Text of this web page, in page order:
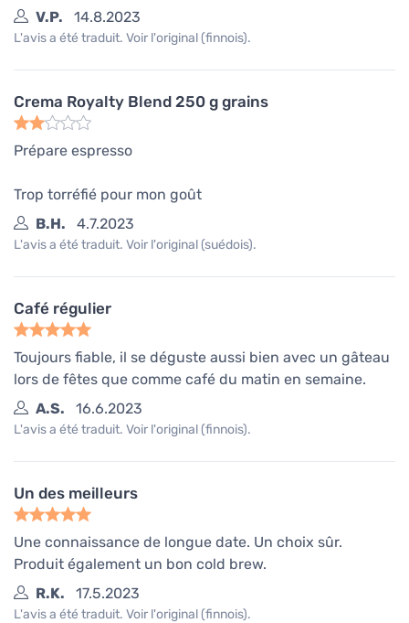
V.P.
14.8.2023
L'avis a été traduit. Voir l'original (finnois).
Crema Royalty Blend 250 g grains
Prépare espresso
Trop torréfié pour mon goût
B.H.
4.7.2023
L'avis a été traduit. Voir l'original (suédois).
Café régulier
Toujours fiable, il se déguste aussi bien avec un gâteau
lors de fêtes que comme café du matin en semaine.
A.S.
16.6.2023
L'avis a été traduit. Voir l'original (finnois).
Un des meilleurs
Une connaissance de longue date. Un choix sûr.
Produit également un bon cold brew.
R.K.
17.5.2023
L'avis a été traduit. Voir l'original (finnois).